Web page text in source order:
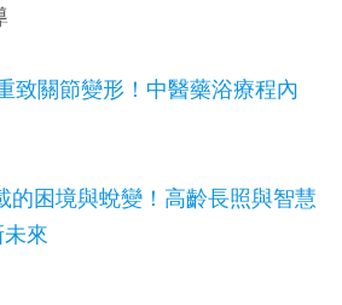
致關節變形！中醫藥浴療程內
的困境與蛻變！高齡長照與智慧
來